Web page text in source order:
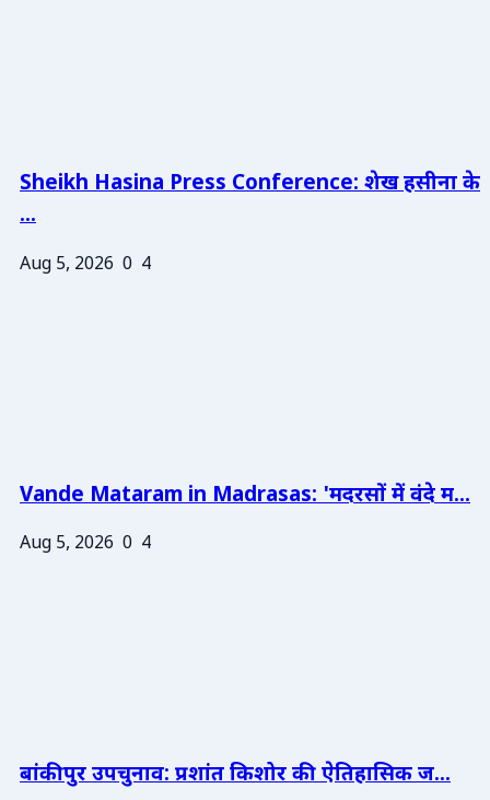
Sheikh Hasina Press Conference: शेख हसीना के
...
Aug 5, 2026 0 4
Vande Mataram in Madrasas: 'मदरसों में वंदे म...
Aug 5, 2026 0 4
बांकीपुर उपचुनाव: प्रशांत किशोर की ऐतिहासिक ज...